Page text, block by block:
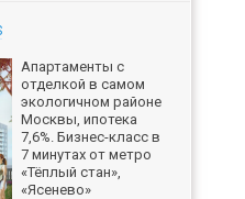
Апартаменты с
отделкой в самом
экологичном районе
Москвы, ипотека
7,6%. Бизнес-класс в
7 минутах от метро
«Тёплый стан»,
«Ясенево»